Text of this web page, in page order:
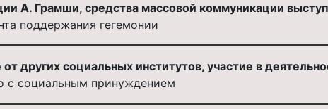
А. Грамши, средства массовой коммуникации
поддержания гегемонии
от других социальных институтов, участие в
с социальным принуждением